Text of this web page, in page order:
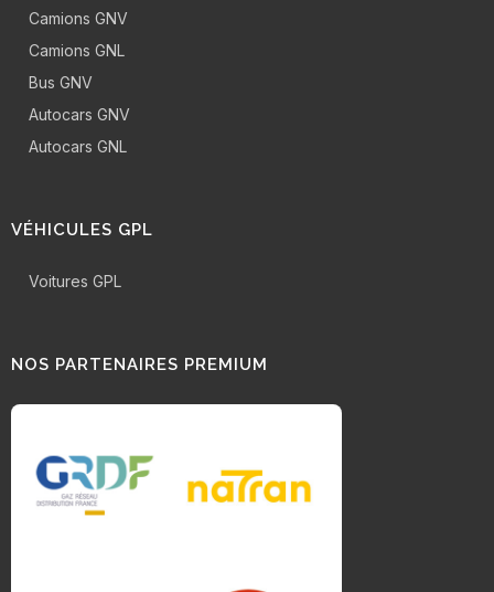
Camions GNV
Camions GNL
Bus GNV
Autocars GNV
Autocars GNL
VÉHICULES GPL
Voitures GPL
NOS PARTENAIRES PREMIUM